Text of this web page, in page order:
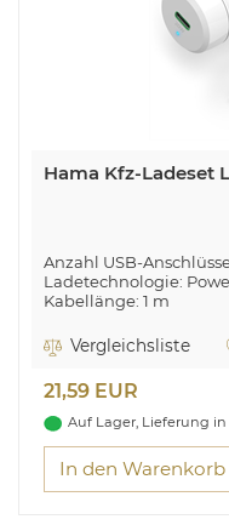
Hama Kfz-Ladeset
Anzahl USB-
Ladetechnologie:
Kabellänge: 1 m
Vergleichsliste
21,59 EUR
Auf Lager, Lieferung
In den Warenkorb